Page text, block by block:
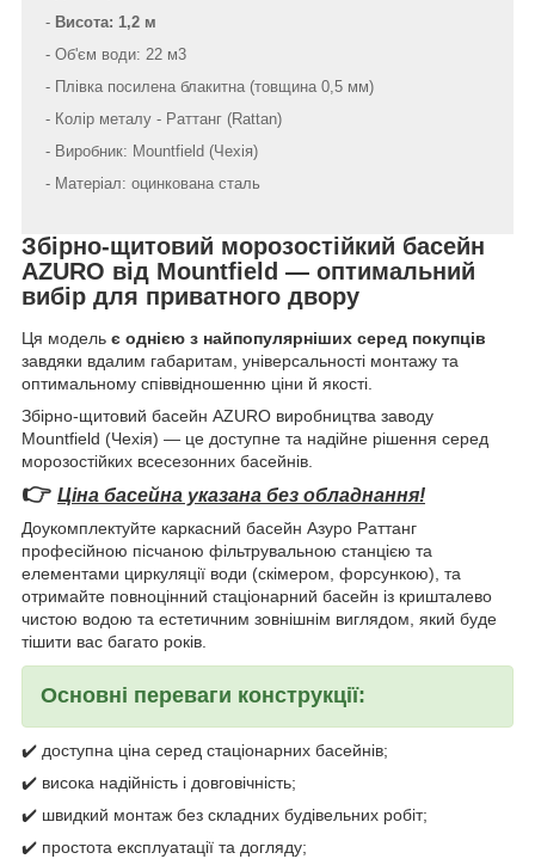
- Висота: 1,2 м
- Об'єм води: 22 м3
- Плівка посилена блакитна (товщина 0,5 мм)
- Колір металу - Раттанг (Rattan)
- Виробник: Mountfield (Чехія)
- Матеріал: оцинкована сталь
Збірно-щитовий морозостійкий басейн
AZURO від Mountfield — оптимальний
вибір для приватного двору
Ця модель є однією з найпопулярніших серед покупців
завдяки вдалим габаритам, універсальності монтажу та
оптимальному співвідношенню ціни й якості.
Збірно-щитовий басейн AZURO виробництва заводу
Mountfield (Чехія) — це доступне та надійне рішення серед
морозостійких всесезонних басейнів.
👉 Ціна басейна указана без обладнання!
Доукомплектуйте каркасний басейн Азуро Раттанг
професійною пісчаною фільтрувальною станцією та
елементами циркуляції води (скімером, форсункою), та
отримайте повноцінний стаціонарний басейн із кришталево
чистою водою та естетичним зовнішнім виглядом, який буде
тішити вас багато років.
Основні переваги конструкції:
✔️ доступна ціна серед стаціонарних басейнів;
✔️ висока надійність і довговічність;
✔️ швидкий монтаж без складних будівельних робіт;
✔️ простота експлуатації та догляду;